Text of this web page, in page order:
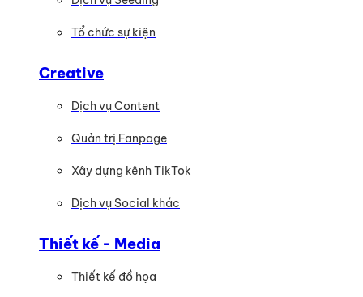
Tổ chức sự kiện
Creative
Dịch vụ Content
Quản trị Fanpage
Xây dựng kênh TikTok
Dịch vụ Social khác
Thiết kế - Media
Thiết kế đồ họa